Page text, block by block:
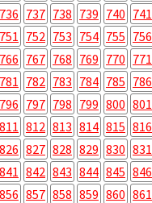
736 737 738 739 740 741
751 752 753 754 755 756
766 767 768 769 770 771
781 782 783 784 785 786
796 797 798 799 800 801
811 812 813 814 815 816
826 827 828 829 830 831
841 842 843 844 845 846
856 857 858 859 860 861